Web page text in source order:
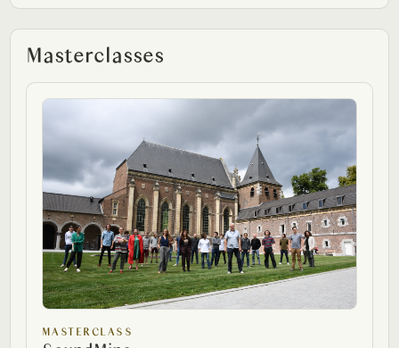
Masterclasses
MASTERCLASS